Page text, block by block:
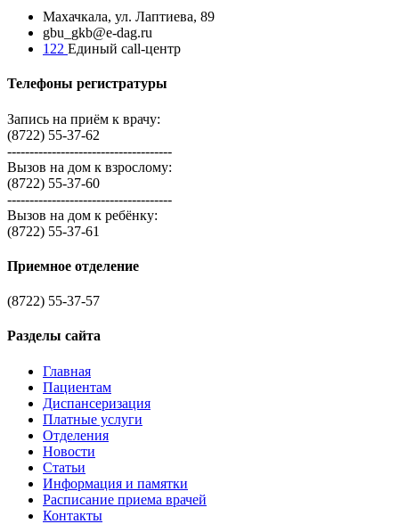
Махачкала, ​ул. Лаптиева, 89
gbu_gkb@e-dag.ru
122 Единый call-центр
Телефоны регистратуры
Запись на приём к врачу:
(8722) 55-37-62
-------------------------------------
Вызов на дом к взрослому:
(8722) 55-37-60
-------------------------------------
Вызов на дом к ребёнку:
(8722) 55-37-61
Приемное отделение
(8722) 55-37-57
Разделы сайта
Главная
Пациентам
Диспансеризация
Платные услуги
Отделения
Новости
Статьи
Информация и памятки
Расписание приема врачей
Контакты